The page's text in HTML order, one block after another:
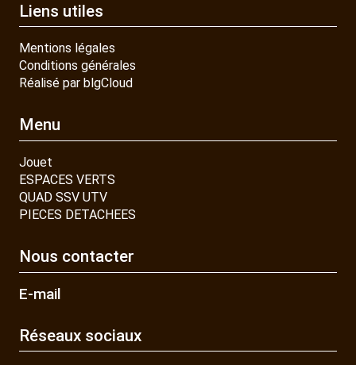
Liens utiles
Mentions légales
Conditions générales
Réalisé par blgCloud
Menu
Jouet
ESPACES VERTS
QUAD SSV UTV
PIECES DETACHEES
Nous contacter
E-mail
Réseaux sociaux